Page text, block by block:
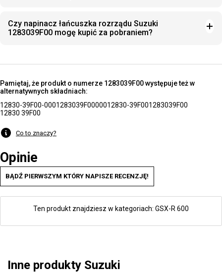
Czy napinacz łańcuszka rozrządu Suzuki
1283039F00 mogę kupić za pobraniem?
Pamiętaj, że produkt o numerze 1283039F00 występuje też w
alternatywnych składniach:
12830-39F00-0001283039F0000012830-39F001283039F00
12830 39F00
Co to znaczy?
Opinie
BĄDŹ PIERWSZYM KTÓRY NAPISZE RECENZJĘ!
Ten produkt znajdziesz w kategoriach: GSX-R 600
Inne produkty Suzuki